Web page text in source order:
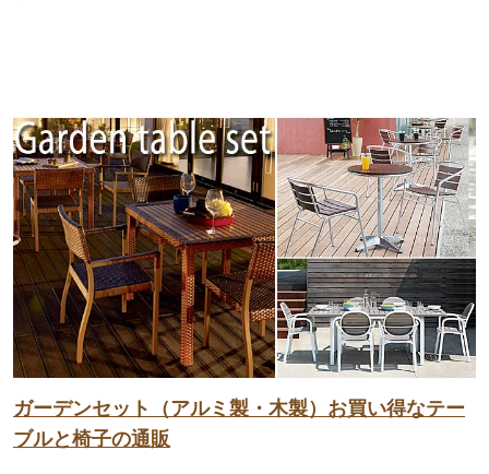
ガーデンセット（アルミ製・木製）お買い得なテー
ブルと椅子の通販